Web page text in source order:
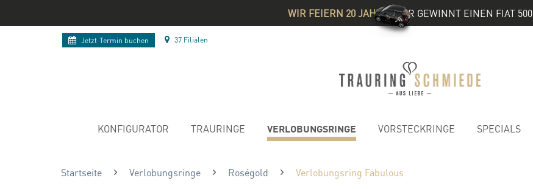
WIR FEIERN 20 JAHRE& IHR GEWINNT EINEN FIAT 500
Jetzt Termin buchen 37 Filialen
KONFIGURATOR TRAURINGE VERLOBUNGSRINGE VORSTECKRINGE SPECIALS
Startseite Verlobungsringe Roségold Verlobungsring Fabulous